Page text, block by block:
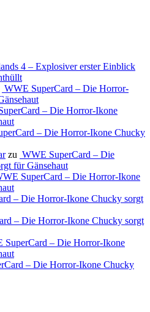
4 – Explosiver erster Einblick
WWE SuperCard – Die Horror-
– Die Horror-Ikone
– Die Horror-Ikone Chucky
zu WWE SuperCard – Die
für Gänsehaut
SuperCard – Die Horror-Ikone
– Die Horror-Ikone Chucky sorgt
– Die Horror-Ikone Chucky sorgt
SuperCard – Die Horror-Ikone
– Die Horror-Ikone Chucky